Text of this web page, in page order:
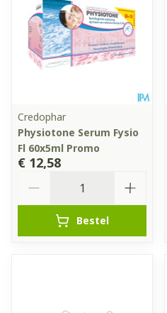
Credophar
Physiotone Serum Fysio
Fl 60x5ml Promo
€ 12,58
Bestel